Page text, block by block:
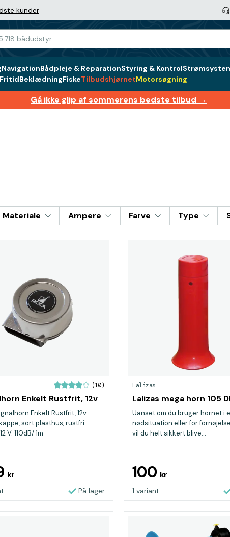
kunder
NavigationBådpleje & ReparationStyring & Kontrol
BeklædningFiskeTilbudshjørnetMotorsøgning
Gå ikke glip af sommerens bedste tilbud →
Materiale Ampere Farve Type
(10)
Enkelt Rustfrit, 12v
Enkelt Rustfrit, 12v
sort plasthus, rustfri
V. 110dB/ 1m
kr
På lager
Lalizas
Lalizas mega horn 105
Uanset om du bruger hornet i
nødsituation eller for
vil du helt sikkert blive...
100 kr
1 variant